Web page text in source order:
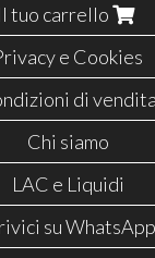
Il tuo carrello
e Cookies
di vendita
Chi siamo
LAC e Liquidi
su WhatsApp